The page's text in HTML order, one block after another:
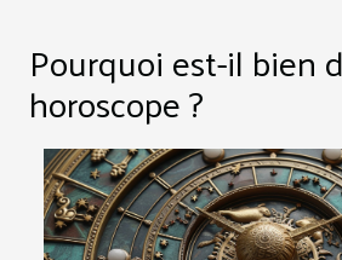
Pourquoi est-il bien
horoscope ?